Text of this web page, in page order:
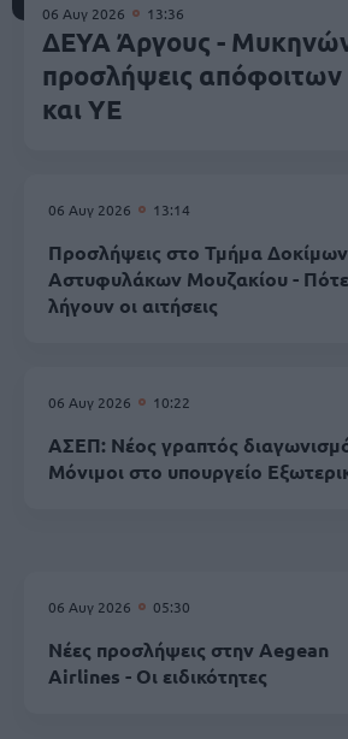
06 Αυγ 2026 13:36
ΔΕΥΑ Άργους -
προσλήψεις
και ΥΕ
06 Αυγ 2026 13:14
Προσλήψεις στο Τμήμα Δοκίμων
Αστυφυλάκων Mουζακίου - Πότε
λήγουν οι αιτήσεις
06 Αυγ 2026 10:22
ΑΣΕΠ: Νέος γραπτός
Μόνιμοι στο υπουργείο
06 Αυγ 2026 05:30
Νέες προσλήψεις στην Aegean
Airlines - Οι ειδικότητες